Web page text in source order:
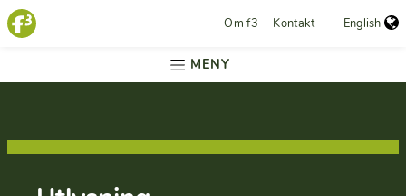
Om f3 Kontakt English
MENY